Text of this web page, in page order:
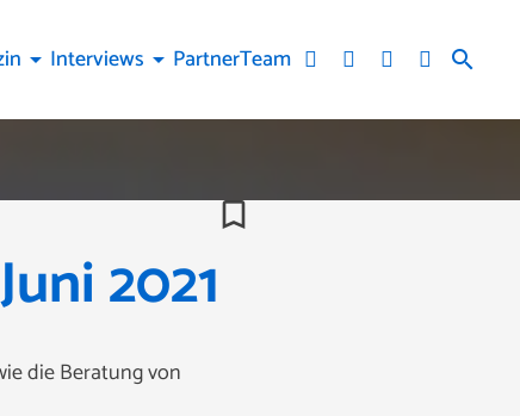
search
arrow_drop_down Interviews arrow_drop_down PartnerTeam
bookmark_border
2021
die Beratung von